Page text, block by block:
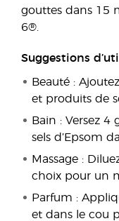
gouttes dans 15
6®.
Suggestions
Beauté :
et produits de
Bain : Versez
sels d’Epsom
Massage :
choix pour un
Parfum :
et dans le cou